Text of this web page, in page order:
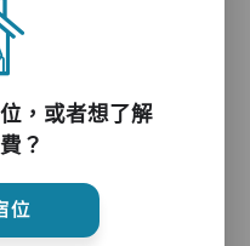
護士,到診醫生,外展
，或者想了解
？
位